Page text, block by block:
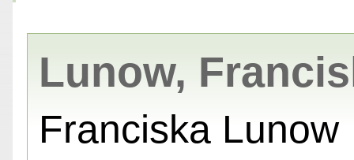
Lunow,
Franciska Lunow